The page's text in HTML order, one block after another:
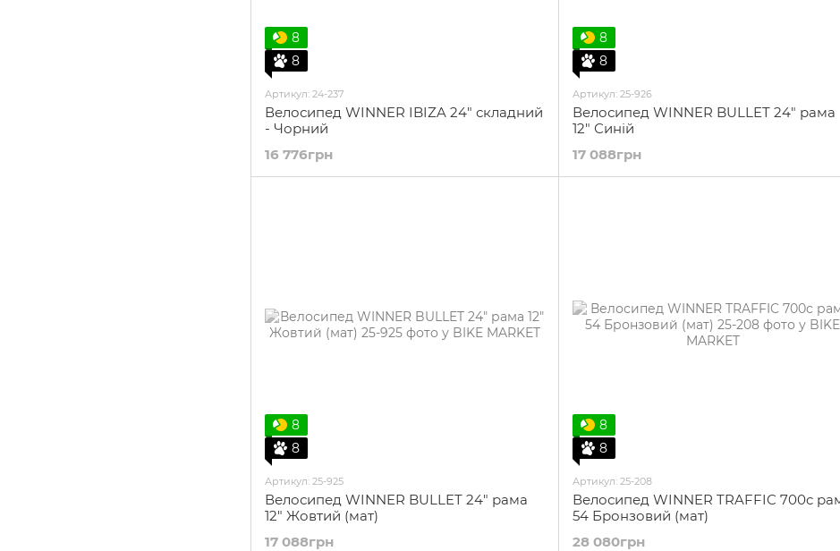
8
8
Артикул: 24-237
Велосипед WINNER IBIZA 24" складний
- Чорний
16 776грн
8
8
Артикул: 25-926
Велосипед WINNER BULLET 24" рама
12" Синій
17 088грн
8
8
Артикул: 25-925
Велосипед WINNER BULLET 24" рама
12" Жовтий (мат)
17 088грн
8
8
Артикул: 25-208
Велосипед WINNER TRAFFIC 700c
54 Бронзовий (мат)
28 080грн